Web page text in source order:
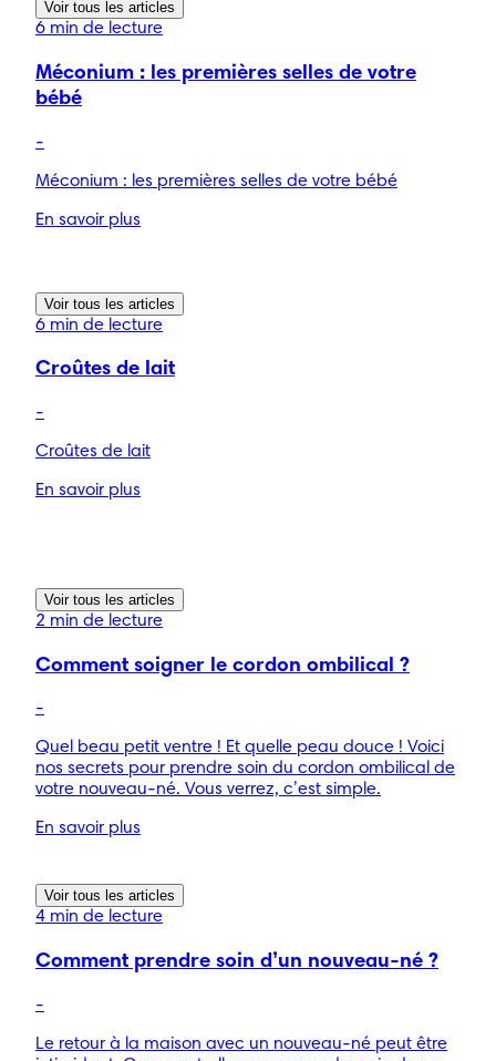
Voir tous les articles
6 min de lecture
Méconium : les premières selles de votre
bébé
-
Méconium : les premières selles de votre bébé
En savoir plus
Voir tous les articles
6 min de lecture
Croûtes de lait
-
Croûtes de lait
En savoir plus
Voir tous les articles
2 min de lecture
Comment soigner le cordon ombilical ?
-
Quel beau petit ventre ! Et quelle peau douce ! Voici
nos secrets pour prendre soin du cordon ombilical de
votre nouveau-né. Vous verrez, c’est simple.
En savoir plus
Voir tous les articles
4 min de lecture
Comment prendre soin d’un nouveau-né ?
-
Le retour à la maison avec un nouveau-né peut être